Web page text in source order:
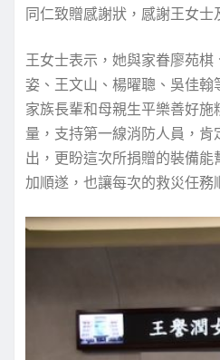
同仁致贈感謝狀，感謝王女士
王女士表示，她與家眷廖苑
姿、王文山、楊曜聰、吳佳
家族長輩和母親生平樂善好
量，支持第一線消防人員，
出，更盼這次所捐贈的裝備
加順遂，也讓每次的救災任務